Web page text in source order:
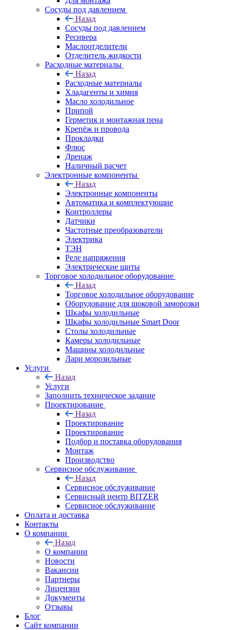
Сосуды под давлением
Назад
Сосуды под давлением
Ресивера
Маслоотделители
Отделитель жидкости
Расходные материалы
Назад
Расходные материалы
Хладагенты и химия
Масло холодильное
Припой
Герметик и монтажная пена
Крепёж и провода
Прокладки
Флюс
Дренаж
Наличный расчет
Электронные компоненты
Назад
Электронные компоненты
Автоматика и комплектующие
Контроллеры
Датчики
Частотные преобразователи
Электрика
ТЭН
Реле напряжения
Электрические щиты
Торговое холодильное оборудование
Назад
Торговое холодильное оборудование
Оборудование для шоковой заморозки
Шкафы холодильные
Шкафы холодильные Smart Door
Столы холодильные
Камеры холодильные
Машины холодильные
Лари морозильные
Услуги
Назад
Услуги
Заполнить техническое задание
Проектирование
Назад
Проектирование
Проектирование
Подбор и поставка оборудования
Монтаж
Производство
Сервисное обслуживание
Назад
Сервисное обслуживание
Сервисный центр BITZER
Сервисное обслуживание
Оплата и доставка
Контакты
О компании
Назад
О компании
Новости
Вакансии
Партнеры
Лицензии
Документы
Отзывы
Блог
Сайт компании